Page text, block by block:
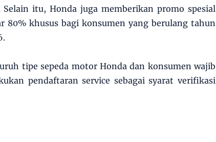
itu, Honda juga memberikan promo spesial
80% khusus bagi konsumen yang berulang tahun
tipe sepeda motor Honda dan konsumen wajib
pendaftaran service sebagai syarat verifikasi